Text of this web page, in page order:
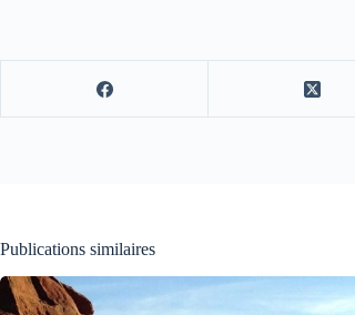
Publications similaires